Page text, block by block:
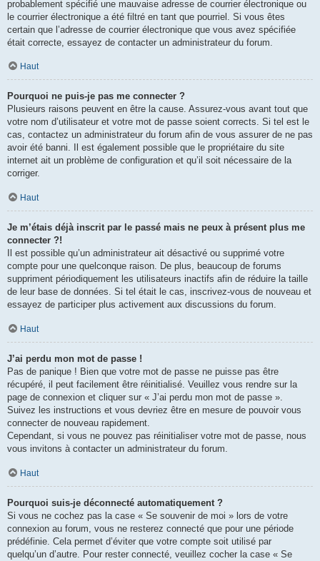
probablement spécifié une mauvaise adresse de courrier électronique ou
le courrier électronique a été filtré en tant que pourriel. Si vous êtes
certain que l’adresse de courrier électronique que vous avez spécifiée
était correcte, essayez de contacter un administrateur du forum.
Haut
Pourquoi ne puis-je pas me connecter ?
Plusieurs raisons peuvent en être la cause. Assurez-vous avant tout que
votre nom d’utilisateur et votre mot de passe soient corrects. Si tel est le
cas, contactez un administrateur du forum afin de vous assurer de ne pas
avoir été banni. Il est également possible que le propriétaire du site
internet ait un problème de configuration et qu’il soit nécessaire de la
corriger.
Haut
Je m’étais déjà inscrit par le passé mais ne peux à présent plus me
connecter ?!
Il est possible qu’un administrateur ait désactivé ou supprimé votre
compte pour une quelconque raison. De plus, beaucoup de forums
suppriment périodiquement les utilisateurs inactifs afin de réduire la taille
de leur base de données. Si tel était le cas, inscrivez-vous de nouveau et
essayez de participer plus activement aux discussions du forum.
Haut
J’ai perdu mon mot de passe !
Pas de panique ! Bien que votre mot de passe ne puisse pas être
récupéré, il peut facilement être réinitialisé. Veuillez vous rendre sur la
page de connexion et cliquer sur « J’ai perdu mon mot de passe ».
Suivez les instructions et vous devriez être en mesure de pouvoir vous
connecter de nouveau rapidement.
Cependant, si vous ne pouvez pas réinitialiser votre mot de passe, nous
vous invitons à contacter un administrateur du forum.
Haut
Pourquoi suis-je déconnecté automatiquement ?
Si vous ne cochez pas la case « Se souvenir de moi » lors de votre
connexion au forum, vous ne resterez connecté que pour une période
prédéfinie. Cela permet d’éviter que votre compte soit utilisé par
quelqu’un d’autre. Pour rester connecté, veuillez cocher la case « Se